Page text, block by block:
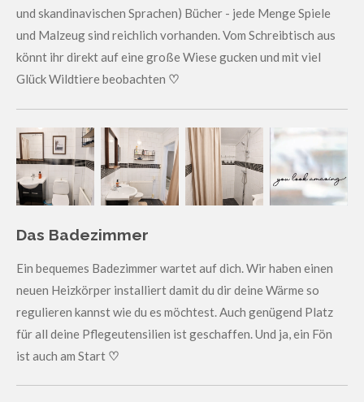
und skandinavischen Sprachen) Bücher - jede Menge Spiele
und Malzeug sind reichlich vorhanden. Vom Schreibtisch aus
könnt ihr direkt auf eine große Wiese gucken und mit viel
Glück Wildtiere beobachten ♡
Das Badezimmer
Ein bequemes Badezimmer wartet auf dich. Wir haben einen
neuen Heizkörper installiert damit du dir deine Wärme so
regulieren kannst wie du es möchtest. Auch genügend Platz
für all deine Pflegeutensilien ist geschaffen. Und ja, ein Fön
ist auch am Start ♡